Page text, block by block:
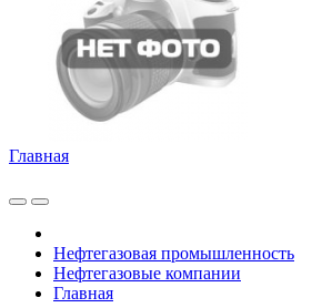
Главная
Нефтегазовая промышленность
Нефтегазовые компании
Главная